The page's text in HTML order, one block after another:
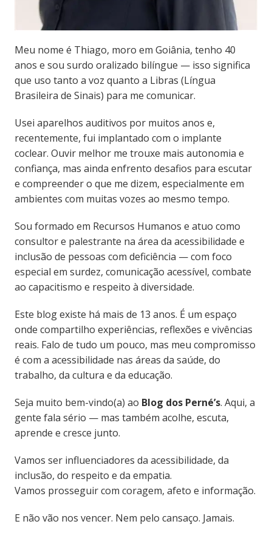
Meu nome é Thiago, moro em Goiânia, tenho 40
anos e sou surdo oralizado bilíngue — isso significa
que uso tanto a voz quanto a Libras (Língua
Brasileira de Sinais) para me comunicar.
Usei aparelhos auditivos por muitos anos e,
recentemente, fui implantado com o implante
coclear. Ouvir melhor me trouxe mais autonomia e
confiança, mas ainda enfrento desafios para escutar
e compreender o que me dizem, especialmente em
ambientes com muitas vozes ao mesmo tempo.
Sou formado em Recursos Humanos e atuo como
consultor e palestrante na área da acessibilidade e
inclusão de pessoas com deficiência — com foco
especial em surdez, comunicação acessível, combate
ao capacitismo e respeito à diversidade.
Este blog existe há mais de 13 anos. É um espaço
onde compartilho experiências, reflexões e vivências
reais. Falo de tudo um pouco, mas meu compromisso
é com a acessibilidade nas áreas da saúde, do
trabalho, da cultura e da educação.
Seja muito bem-vindo(a) ao Blog dos Perné’s. Aqui, a
gente fala sério — mas também acolhe, escuta,
aprende e cresce junto.
Vamos ser influenciadores da acessibilidade, da
inclusão, do respeito e da empatia.
Vamos prosseguir com coragem, afeto e informação.
E não vão nos vencer. Nem pelo cansaço. Jamais.